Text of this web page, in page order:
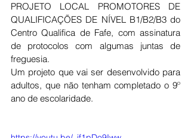
PROJETO LOCAL PROMOTORES DE
QUALIFICAÇÕES DE NÍVEL B1/B2/B3 do
Centro Qualifica de Fafe, com assinatura
de protocolos com algumas juntas de
freguesia.
Um projeto que vai ser desenvolvido para
adultos, que não tenham completado o 9º
ano de escolaridade.